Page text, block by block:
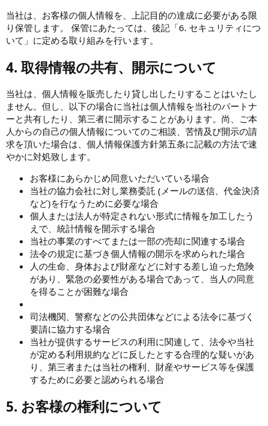
当社は、お客様の個人情報を、上記目的の達成に必要がある限
り保管します。 保管にあたっては、後記「6. セキュリティにつ
いて」に定める取り組みを行います。
4. 取得情報の共有、開示について
当社は、個人情報を販売したり貸し出したりすることはいたし
ません。但し、以下の場合に当社は個人情報を当社のパートナ
ーと共有したり、第三者に開示することがあります。尚、ご本
人からの自己の個人情報についてのご相談、苦情及び開示の請
求を頂いた場合は、個人情報保護方針第五条に記載の方法で速
やかに対処致します。
お客様にあらかじめ同意いただいている場合
当社の協力会社に対し業務委託 (メールの送信、代金決済
など)を行なうために必要な場合
個人または法人が特定されない形式に情報を加工したう
えで、統計情報を開示する場合
当社の事業のすべてまたは一部の売却に関連する場合
法令の規定に基づき個人情報の開示を求められた場合
人の生命、身体および財産などに対する差し迫った危険
があり、緊急の必要性がある場合であって、当人の同意
を得ることが困難な場合
司法機関、警察などの公共団体などによる法令に基づく
要請に協力する場合
当社が提供するサービスの利用に関連して、法令や当社
が定める利用規約などに反したとする合理的な疑いがあ
り、第三者または当社の権利、財産やサービス等を保護
するために必要と認められる場合
5. お客様の権利について